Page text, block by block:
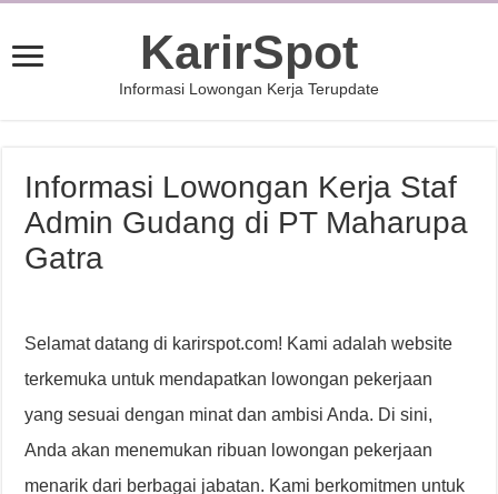
KarirSpot
Informasi Lowongan Kerja Terupdate
Informasi Lowongan Kerja Staf
Admin Gudang di PT Maharupa
Gatra
Selamat datang di karirspot.com! Kami adalah website
terkemuka untuk mendapatkan lowongan pekerjaan
yang sesuai dengan minat dan ambisi Anda. Di sini,
Anda akan menemukan ribuan lowongan pekerjaan
menarik dari berbagai jabatan. Kami berkomitmen untuk